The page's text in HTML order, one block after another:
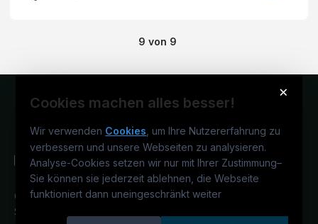
9 von 9
×
Cookies machen alles besser!
Wir verwenden Cookies , um Ihre Nutzererfahrung zu
verbessern und unsere Webseiten zu analysieren.
Analyse-Cookies setzen wir nur mit Ihrer Zustimmung–
Sie können sie jederzeit ablehnen, die Webseite
funktioniert dann uneingeschränkt weiter
Österreichs IT-Karriereportal.Ein
Service der candidatis GmbH.